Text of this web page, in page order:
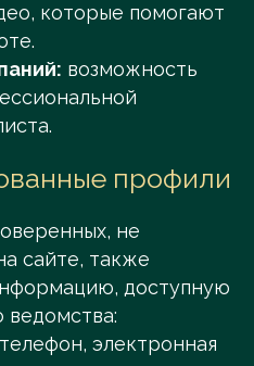
которые помогают
возможность
профили
не
сайте, также
доступную
ведомства:
телефон, электронная